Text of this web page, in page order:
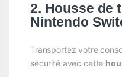
2. Housse de
Nintendo
Transportez votre
sécurité avec cette